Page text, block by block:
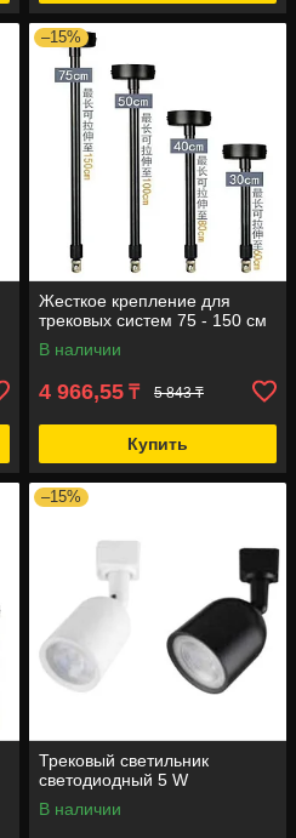
–15%
Жесткое крепление для
трековых систем 75 - 150 см
В наличии
4 966,55 ₸ 5 843 ₸
Купить
–15%
Трековый светильник
светодиодный 5 W
В наличии